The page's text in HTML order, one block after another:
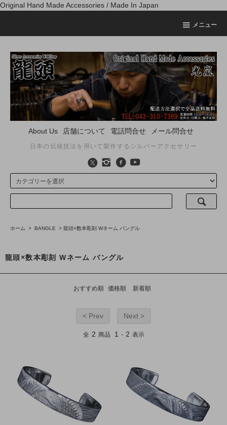
Original Hand Made Accessories / Made In Japan
メニュー
About Us 店舗について 電話問合せ メール問合せ
日本の伝統技法を用いて製作するシルバーアクセサリー
ホーム > BANGLE > 龍頭×数本彫刻 Wネーム バングル
龍頭×数本彫刻 Wネーム バングル
おすすめ順 価格順 新着順
< Prev Next >
全 2 商品 1 - 2 表示